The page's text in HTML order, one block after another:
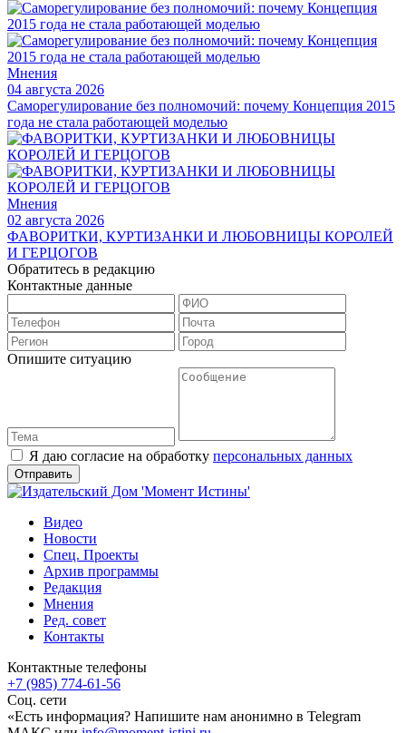
Мнения
04 августа 2026
Саморегулирование без полномочий: почему Концепция 2015
года не стала работающей моделью
Мнения
02 августа 2026
ФАВОРИТКИ, КУРТИЗАНКИ И ЛЮБОВНИЦЫ КОРОЛЕЙ
И ГЕРЦОГОВ
Обратитесь в редакцию
Контактные данные
Опишите ситуацию
Я даю согласие на обработку персональных данных
Видео
Новости
Спец. Проекты
Архив программы
Редакция
Мнения
Ред. совет
Контакты
Контактные телефоны
+7 (985) 774-61-56
Соц. сети
«Есть информация? Напишите нам анонимно в Telegram